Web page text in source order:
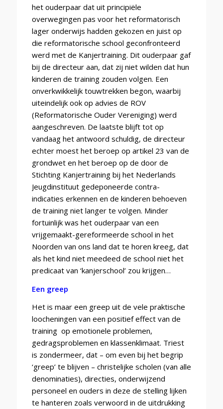
het ouderpaar dat uit principiële
overwegingen pas voor het reformatorisch
lager onderwijs hadden gekozen en juist op
die reformatorische school geconfronteerd
werd met de Kanjertraining. Dit ouderpaar gaf
bij de directeur aan, dat zij niet wilden dat hun
kinderen de training zouden volgen. Een
onverkwikkelijk touwtrekken begon, waarbij
uiteindelijk ook op advies de ROV
(Reformatorische Ouder Vereniging) werd
aangeschreven. De laatste blijft tot op
vandaag het antwoord schuldig, de directeur
echter moest het beroep op artikel 23 van de
grondwet en het beroep op de door de
Stichting Kanjertraining bij het Nederlands
Jeugdinstituut gedeponeerde contra-
indicaties erkennen en de kinderen behoeven
de training niet langer te volgen. Minder
fortuinlijk was het ouderpaar van een
vrijgemaakt-gereformeerde school in het
Noorden van ons land dat te horen kreeg, dat
als het kind niet meedeed de school niet het
predicaat van ‘kanjerschool’ zou krijgen…
Een greep
Het is maar een greep uit de vele praktische
loocheningen van een positief effect van de
training op emotionele problemen,
gedragsproblemen en klassenklimaat. Triest
is zondermeer, dat – om even bij het begrip
‘greep’ te blijven – christelijke scholen (van alle
denominaties), directies, onderwijzend
personeel en ouders in deze de stelling lijken
te hanteren zoals verwoord in de uitdrukking